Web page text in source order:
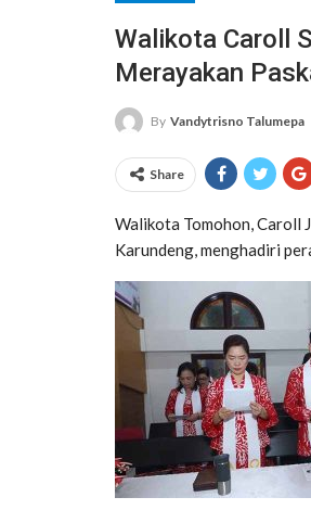
Walikota Caroll
Merayakan
By Vandytrisno Talumepa
Share
Walikota Tomohon, Caroll
Karundeng, menghadiri